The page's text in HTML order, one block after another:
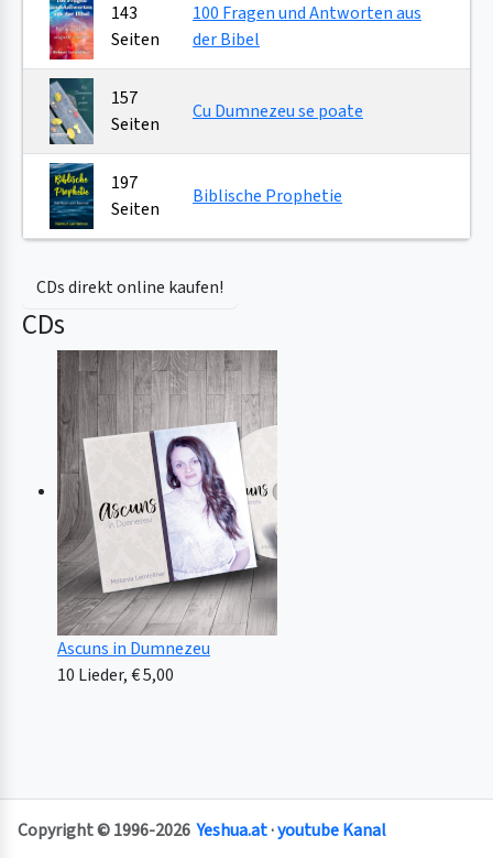
143
Seiten
100 Fragen und Antworten aus
der Bibel
157
Seiten
Cu Dumnezeu se poate
197
Seiten
Biblische Prophetie
CDs direkt online kaufen!
CDs
Ascuns in Dumnezeu
10 Lieder, € 5,00
Copyright © 1996-2026Yeshua.at·youtube Kanal